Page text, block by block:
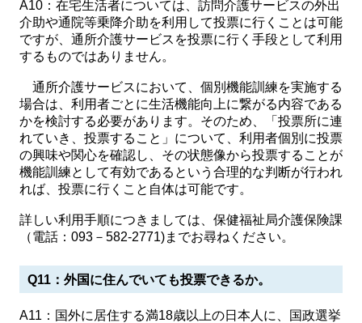
A10：在宅生活者については、訪問介護サービスの外出
介助や通院等乗降介助を利用して投票に行くことは可能
ですが、通所介護サービスを投票に行く手段として利用
するものではありません。
通所介護サービスにおいて、個別機能訓練を実施する
場合は、利用者ごとに生活機能向上に繋がる内容である
かを検討する必要があります。そのため、「投票所に連
れていき、投票すること」について、利用者個別に投票
の興味や関心を確認し、その状態像から投票することが
機能訓練として有効であるという合理的な判断が行われ
れば、投票に行くこと自体は可能です。
詳しい利用手順につきましては、保健福祉局介護保険課
（電話：093－582-2771)までお尋ねください。
Q11：外国に住んでいても投票できるか。
A11：国外に居住する満18歳以上の日本人に、国政選挙